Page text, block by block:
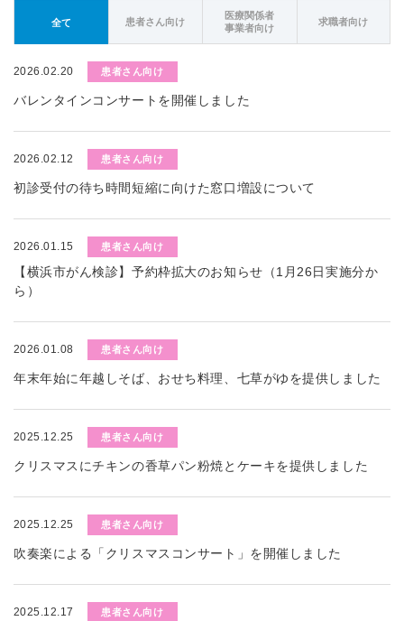
全て 患者さん向け
医療関係者
事業者向け
求職者向け
2026.02.20 患者さん向け
バレンタインコンサートを開催しました
2026.02.12 患者さん向け
初診受付の待ち時間短縮に向けた窓口増設について
2026.01.15 患者さん向け
【横浜市がん検診】予約枠拡大のお知らせ（1月26日実施分か
ら）
2026.01.08 患者さん向け
年末年始に年越しそば、おせち料理、七草がゆを提供しました
2025.12.25 患者さん向け
クリスマスにチキンの香草パン粉焼とケーキを提供しました
2025.12.25 患者さん向け
吹奏楽による「クリスマスコンサート」を開催しました
2025.12.17 患者さん向け